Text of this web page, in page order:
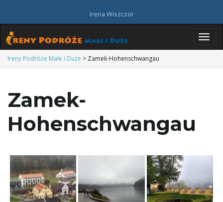
Irena Wiszczor
e
Ireny Podróże Małe i Duże > Zamek-Hohenschwangau
Zamek-
Hohenschwangau